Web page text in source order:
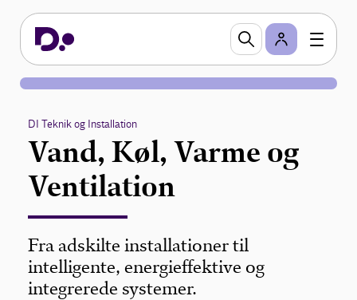
DI Teknik og Installation
Vand, Køl, Varme og
Ventilation
Fra adskilte installationer til
intelligente, energieffektive og
integrerede systemer.